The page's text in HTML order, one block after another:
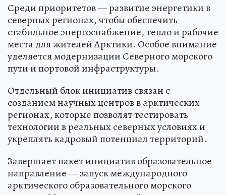
Среди приоритетов — развитие энергетики в
северных регионах, чтобы обеспечить
стабильное энергоснабжение, тепло и рабочие
места для жителей Арктики. Особое внимание
уделяется модернизации Северного морского
пути и портовой инфраструктуры.
Отдельный блок инициатив связан с
созданием научных центров в арктических
регионах, которые позволят тестировать
технологии в реальных северных условиях и
укреплять кадровый потенциал территорий.
Завершает пакет инициатив образовательное
направление — запуск международного
арктического образовательного морского